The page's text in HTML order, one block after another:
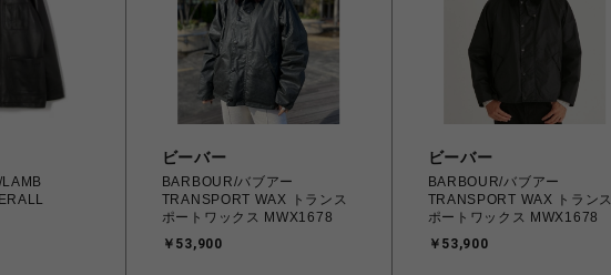
ビーバー
BARBOUR/バブアー
TRANSPORT WAX トランス
ポートワックス MWX1678
￥53,900
ビーバー
BARBOUR/バブアー
TRANSPORT WAX トランス
ポートワックス MWX1678
￥53,900